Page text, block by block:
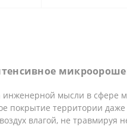
мысли в сфере
покрытие территории
влагой, не травмируя